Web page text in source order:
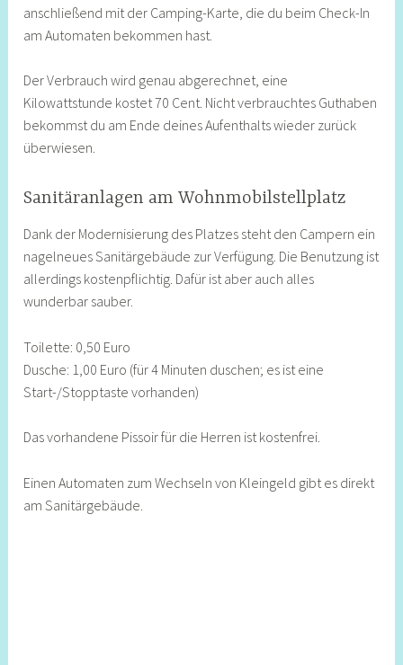
anschließend mit der Camping-Karte, die du beim Check-In
am Automaten bekommen hast.
Der Verbrauch wird genau abgerechnet, eine
Kilowattstunde kostet 70 Cent. Nicht verbrauchtes Guthaben
bekommst du am Ende deines Aufenthalts wieder zurück
überwiesen.
Sanitäranlagen am Wohnmobilstellplatz
Dank der Modernisierung des Platzes steht den Campern ein
nagelneues Sanitärgebäude zur Verfügung. Die Benutzung ist
allerdings kostenpflichtig. Dafür ist aber auch alles
wunderbar sauber.
Toilette: 0,50 Euro
Dusche: 1,00 Euro (für 4 Minuten duschen; es ist eine
Start-/Stopptaste vorhanden)
Das vorhandene Pissoir für die Herren ist kostenfrei.
Einen Automaten zum Wechseln von Kleingeld gibt es direkt
am Sanitärgebäude.